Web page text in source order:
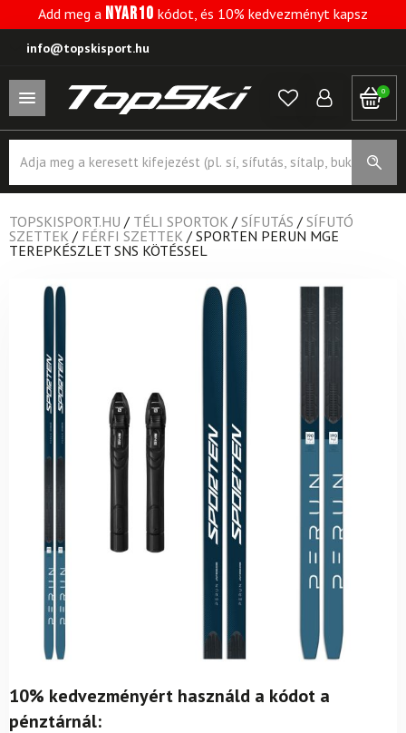
Add meg a NYAR10 kódot, és 10% kedvezményt kapsz
info@topskisport.hu
0
search
TOPSKISPORT.HU / TÉLI SPORTOK / SÍFUTÁS / SÍFUTÓ
SZETTEK / FÉRFI SZETTEK / SPORTEN PERUN MGE
TEREPKÉSZLET SNS KÖTÉSSEL
10% kedvezményért használd a kódot a
pénztárnál: